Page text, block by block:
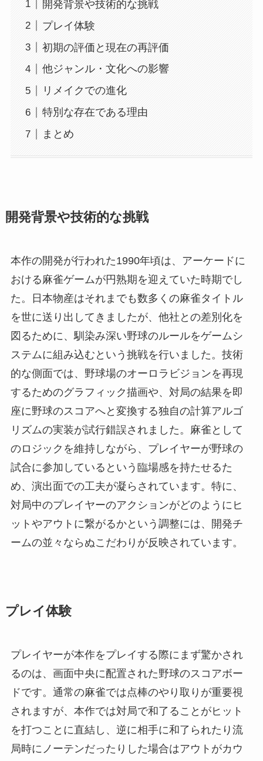
開発背景や技術的な挑戦
プレイ体験
初期の評価と現在の再評価
他ジャンル・文化への影響
リメイクでの進化
特別な存在である理由
まとめ
開発背景や技術的な挑戦
本作の開発が行われた1990年頃は、アーケードに
おける麻雀ゲームが円熟期を迎えていた時期でし
た。日本物産はそれまでも数多くの麻雀タイトル
を世に送り出してきましたが、他社との差別化を
図るために、馴染み深い野球のルールをゲームシ
ステムに組み込むという挑戦を行いました。技術
的な側面では、野球場のオーロラビジョンを再現
するためのグラフィック描画や、対局の結果を即
座に野球のスコアへと変換する独自の計算アルゴ
リズムの実装が試行錯誤されました。麻雀として
のロジックを維持しながら、プレイヤーが野球の
試合に参加しているという臨場感を持たせるた
め、演出面での工夫が凝らされています。特に、
対局中のプレイヤーのアクションがどのようにヒ
ットやアウトに繋がるかという調整には、開発チ
ームの並々ならぬこだわりが反映されています。
プレイ体験
プレイヤーが本作をプレイする際にまず驚かされ
るのは、画面中央に配置された野球のスコアボー
ドです。通常の麻雀では点棒のやり取りが重要視
されますが、本作では対局で和了ることがヒット
を打つことに直結し、逆に相手に和了られたり流
局時にノーテンだったりした場合はアウトがカウ